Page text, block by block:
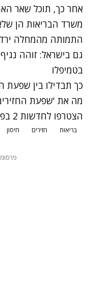
אחר כך, תוכל שאר
משרד הבריאות הן
התמותה מהמחלה
גם בישראל: זוהה
בטמיפלו
כך תבדילו בין שפעת
מה את 'שפעת
הצטרפו לחדשות 2 בפייסבוק
בריאות חזירים חיסון